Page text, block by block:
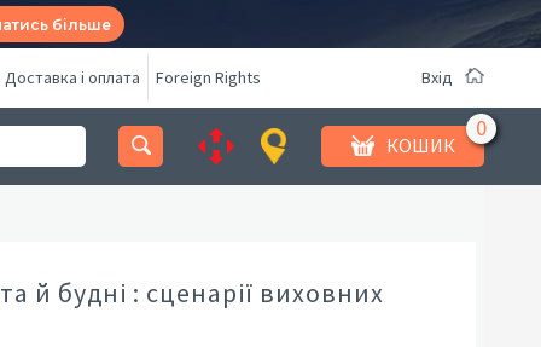
більше
Доставка і оплата Foreign Rights Вхід
КОШИК
й будні : сценарії виховних